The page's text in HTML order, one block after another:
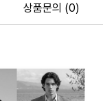
상품문의 (0)